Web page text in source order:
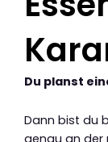
Du planst
Dann bist du